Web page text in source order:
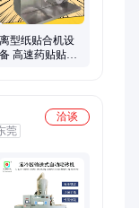
离型纸贴合机设
备 高速药贴贴片
洽谈
莞